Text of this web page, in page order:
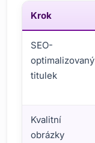
Krok
SEO-
optimalizovaný
titulek
Kvalitní
obrázky